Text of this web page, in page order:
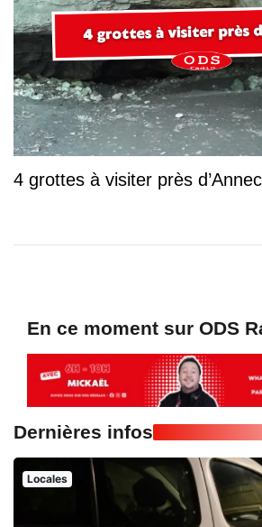
4 grottes à visiter près
En ce moment sur ODS
Dernières infos
Locales